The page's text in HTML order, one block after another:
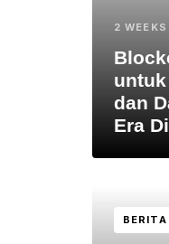
2
dan
Era
BERITA